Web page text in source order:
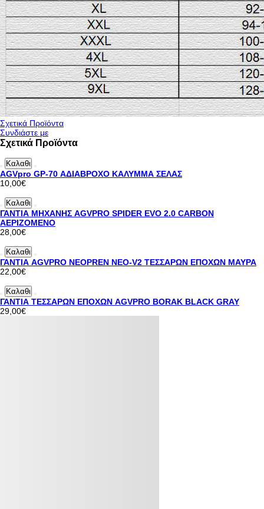
Σχετικά Προϊόντα
Συνδιάστε με
Σχετικά Προϊόντα
Καλαθι
AGVpro GP-70 ΑΔΙΑΒΡΟΧΟ ΚΑΛΥΜΜΑ ΣΕΛΑΣ
10,00€
Καλαθι
ΓΑΝΤΙΑ ΜΗΧΑΝΗΣ AGVPRO SPIDER EVO 2.0 CARBON
ΑΕΡΙΖΟΜΕΝΟ
28,00€
Καλαθι
ΓΑΝΤΙΑ AGVPRO NEOPREN NEO-V2 ΤΕΣΣΑΡΩΝ ΕΠΟΧΩΝ ΜΑΥΡΑ
22,00€
Καλαθι
ΓΑΝΤΙΑ ΤΕΣΣΑΡΩΝ ΕΠΟΧΩΝ AGVPRO BORAK BLACK GRAY
29,00€